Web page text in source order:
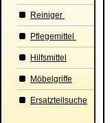
Reiniger
Pflegemittel
Hilfsmittel
Möbelgriffe
Ersatzteilsuche